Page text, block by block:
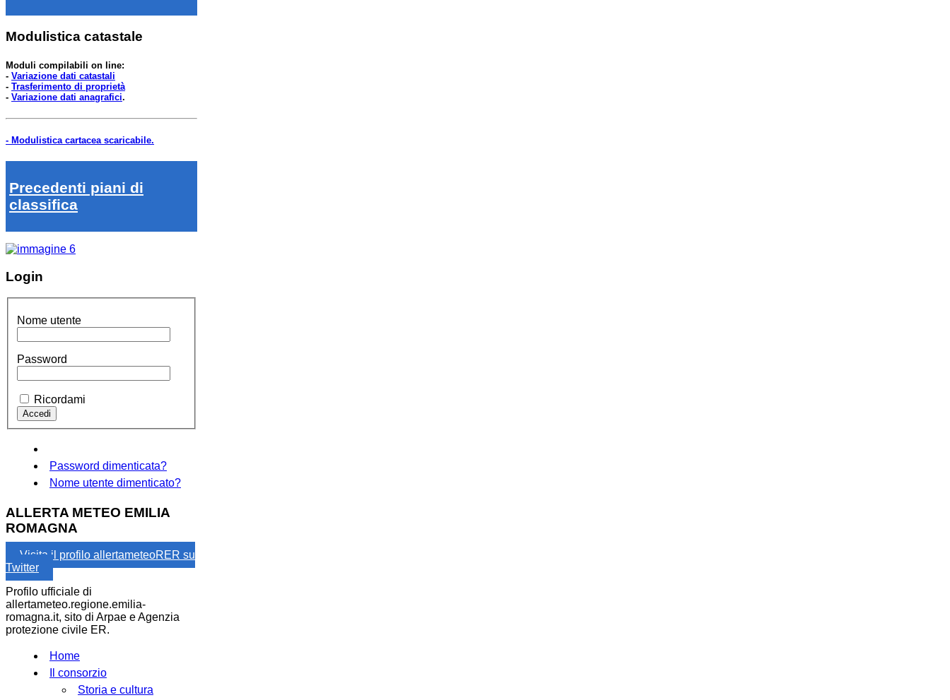
Modulistica catastale
Moduli compilabili on line:
- Variazione dati catastali
- Trasferimento di proprietà
- Variazione dati anagrafici.
- Modulistica cartacea scaricabile.
Precedenti piani di
classifica
Login
Nome utente
Password
Ricordami
Password dimenticata?
Nome utente dimenticato?
ALLERTA METEO EMILIA
ROMAGNA
Visita il profilo allertameteoRER su
Twitter
Profilo ufficiale di
allertameteo.regione.emilia-
romagna.it, sito di Arpae e Agenzia
protezione civile ER.
Home
Il consorzio
Storia e cultura